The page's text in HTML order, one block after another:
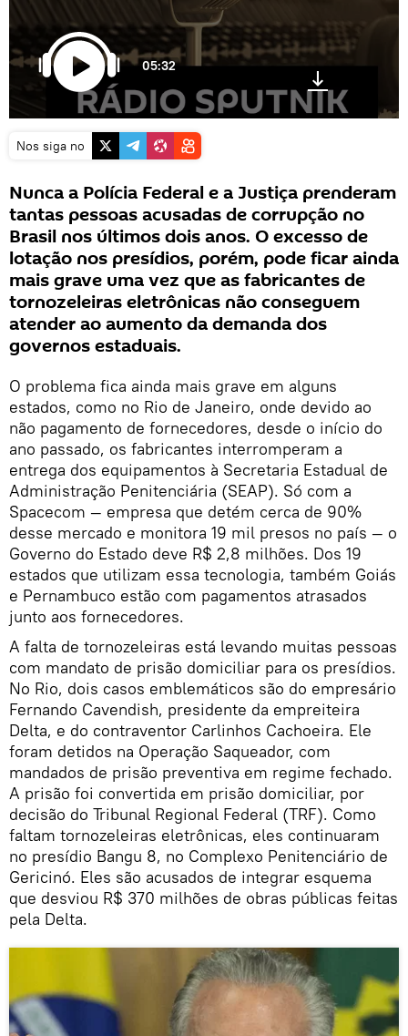
05:32
Nos siga no
Nunca a Polícia Federal e a Justiça prenderam
tantas pessoas acusadas de corrupção no
Brasil nos últimos dois anos. O excesso de
lotação nos presídios, porém, pode ficar ainda
mais grave uma vez que as fabricantes de
tornozeleiras eletrônicas não conseguem
atender ao aumento da demanda dos
governos estaduais.
O problema fica ainda mais grave em alguns
estados, como no Rio de Janeiro, onde devido ao
não pagamento de fornecedores, desde o início do
ano passado, os fabricantes interromperam a
entrega dos equipamentos à Secretaria Estadual de
Administração Penitenciária (SEAP). Só com a
Spacecom — empresa que detém cerca de 90%
desse mercado e monitora 19 mil presos no país — o
Governo do Estado deve R$ 2,8 milhões. Dos 19
estados que utilizam essa tecnologia, também Goiás
e Pernambuco estão com pagamentos atrasados
junto aos fornecedores.
A falta de tornozeleiras está levando muitas pessoas
com mandato de prisão domiciliar para os presídios.
No Rio, dois casos emblemáticos são do empresário
Fernando Cavendish, presidente da empreiteira
Delta, e do contraventor Carlinhos Cachoeira. Ele
foram detidos na Operação Saqueador, com
mandados de prisão preventiva em regime fechado.
A prisão foi convertida em prisão domiciliar, por
decisão do Tribunal Regional Federal (TRF). Como
faltam tornozeleiras eletrônicas, eles continuaram
no presídio Bangu 8, no Complexo Penitenciário de
Gericinó. Eles são acusados de integrar esquema
que desviou R$ 370 milhões de obras públicas feitas
pela Delta.